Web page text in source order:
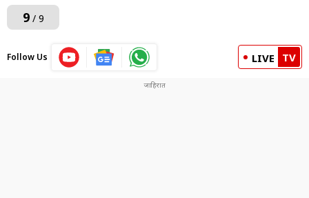
9/ 9
Follow Us LIVE TV